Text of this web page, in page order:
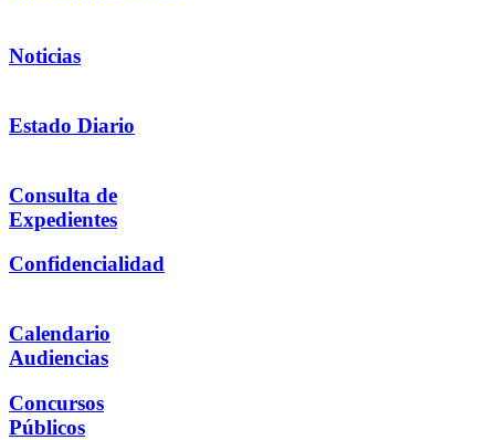
Noticias
Estado Diario
Consulta de
Expedientes
Confidencialidad
Calendario
Audiencias
Concursos
Públicos